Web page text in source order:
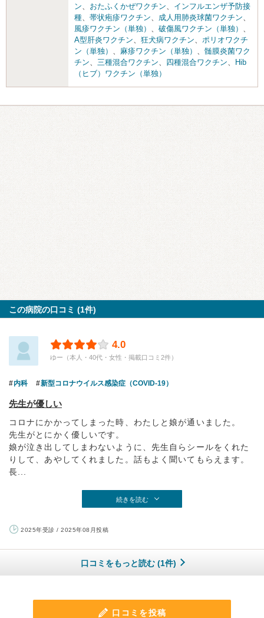
ン
おたふくかぜワクチン
インフルエンザ予防接
種
帯状疱疹ワクチン 成人用肺炎球菌ワクチン
風疹ワクチン（単独）
破傷風ワクチン（単独）
A型肝炎ワクチン
狂犬病ワクチン
ポリオワクチ
ン（単独）
麻疹ワクチン（単独）
髄膜炎菌ワク
チン
三種混合ワクチン 四種混合ワクチン
Hib
（ヒブ）ワクチン（単独）
この病院の口コミ (1件)
4.0
ゆー（本人・40代・女性・掲載口コミ2件）
内科 新型コロナウイルス感染症（COVID-19）
先生が優しい
コロナにかかってしまった時、わたしと娘が通いました。
先生がとにかく優しいです。
娘が泣き出してしまわないように、先生自らシールをくれた
りして、あやしてくれました。話もよく聞いてもらえます。
長...
続きを読む
2025年受診 / 2025年08月投稿
口コミをもっと読む (1件)
口コミを投稿